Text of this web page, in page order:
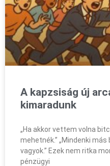
A kapzsiság új
kimaradunk
„Ha akkor vettem volna
mehetnék.” „Mindenki
vagyok.” Ezek nem ritka
pénzügyi